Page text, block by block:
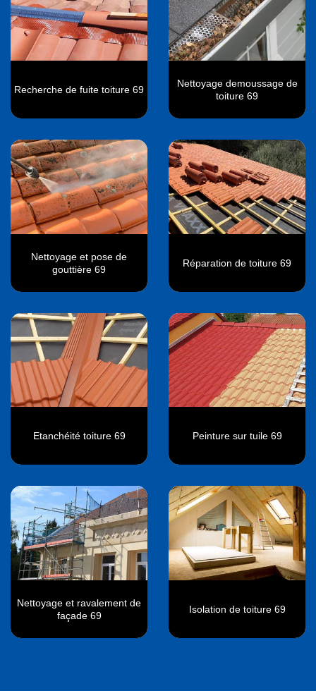
Recherche de fuite toiture 69
Nettoyage demoussage de
toiture 69
Nettoyage et pose de
gouttière 69
Réparation de toiture 69
Etanchéité toiture 69 Peinture sur tuile 69
Nettoyage et ravalement de
façade 69
Isolation de toiture 69